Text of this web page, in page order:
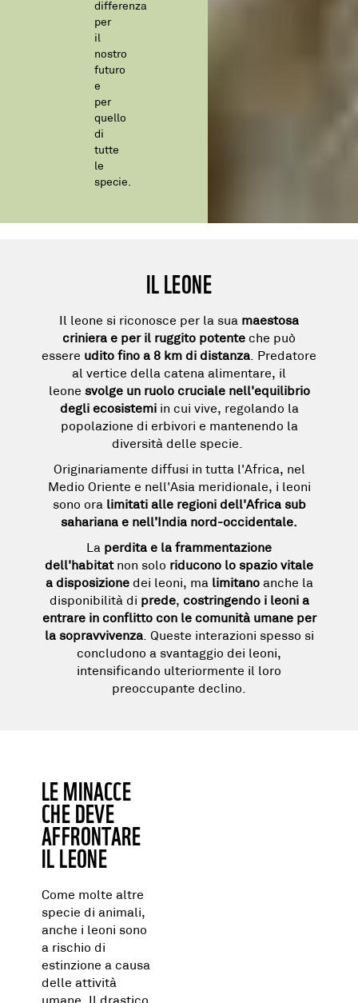
differenza
per
il
nostro
futuro
e
per
quello
di
tutte
le
specie.
IL LEONE
Il leone si riconosce per la sua maestosa
criniera e per il ruggito potente che può
essere udito fino a 8 km di distanza. Predatore
al vertice della catena alimentare, il
leone svolge un ruolo cruciale nell'equilibrio
degli ecosistemiin cui vive, regolando la
popolazione di erbivori e mantenendo la
diversità delle specie.
Originariamente diffusi in tutta l'Africa, nel
Medio Oriente e nell'Asia meridionale, i leoni
sono ora limitati alle regioni dell'Africa sub
sahariana e nell’India nord-occidentale.
La perdita e la frammentazione
dell'habitat non solo riducono lo spazio vitale
a disposizione dei leoni, ma limitanoanche la
disponibilità di prede, costringendo i leoni a
entrare in conflitto con le comunità umane per
la sopravvivenza. Queste interazioni spesso si
concludono a svantaggio dei leoni,
intensificando ulteriormente il loro
preoccupante declino.
LE MINACCE
CHE DEVE
AFFRONTARE
IL LEONE
Come molte altre
specie di animali,
anche i leoni sono
a rischio di
estinzione a causa
delle attività